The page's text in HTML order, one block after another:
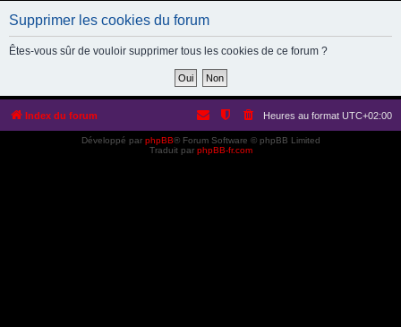
Supprimer les cookies du forum
Êtes-vous sûr de vouloir supprimer tous les cookies de ce forum ?
Index du forum Heures au format UTC+02:00
Développé par phpBB® Forum Software © phpBB Limited
Traduit par phpBB-fr.com